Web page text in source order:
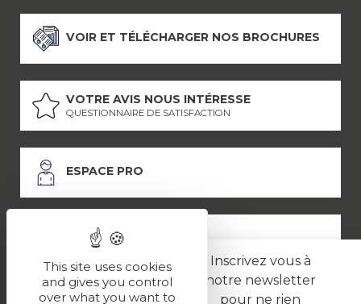
Inscrivez vous à
notre newsletter
pour ne rien
VOIR ET TÉLÉCHARGER NOS BROCHURES
VOTRE AVIS NOUS INTÉRESSE
QUESTIONNAIRE DE SATISFACTION
ESPACE PRO
ESPACE PRESSE
LES PARTENAIRES
This site uses cookies
and gives you control
over what you want to